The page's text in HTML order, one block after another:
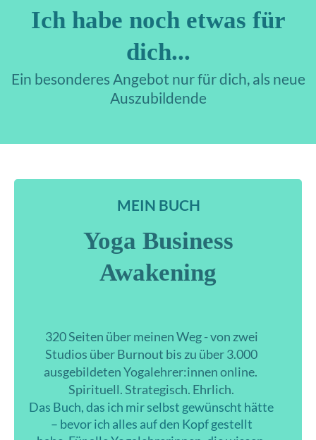
Ich habe noch etwas für
dich...
Ein besonderes Angebot nur für dich, als neue
Auszubildende
MEIN BUCH
Yoga Business
Awakening
320 Seiten über meinen Weg - von zwei
Studios über Burnout bis zu über3.000
ausgebildeten Yogalehrer:innen online.
Spirituell. Strategisch. Ehrlich.
Das Buch, das ich mir selbst gewünscht hätte
– bevor ich alles auf den Kopf gestellt